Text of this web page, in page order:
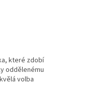
které zdobí
oddělenému
volba